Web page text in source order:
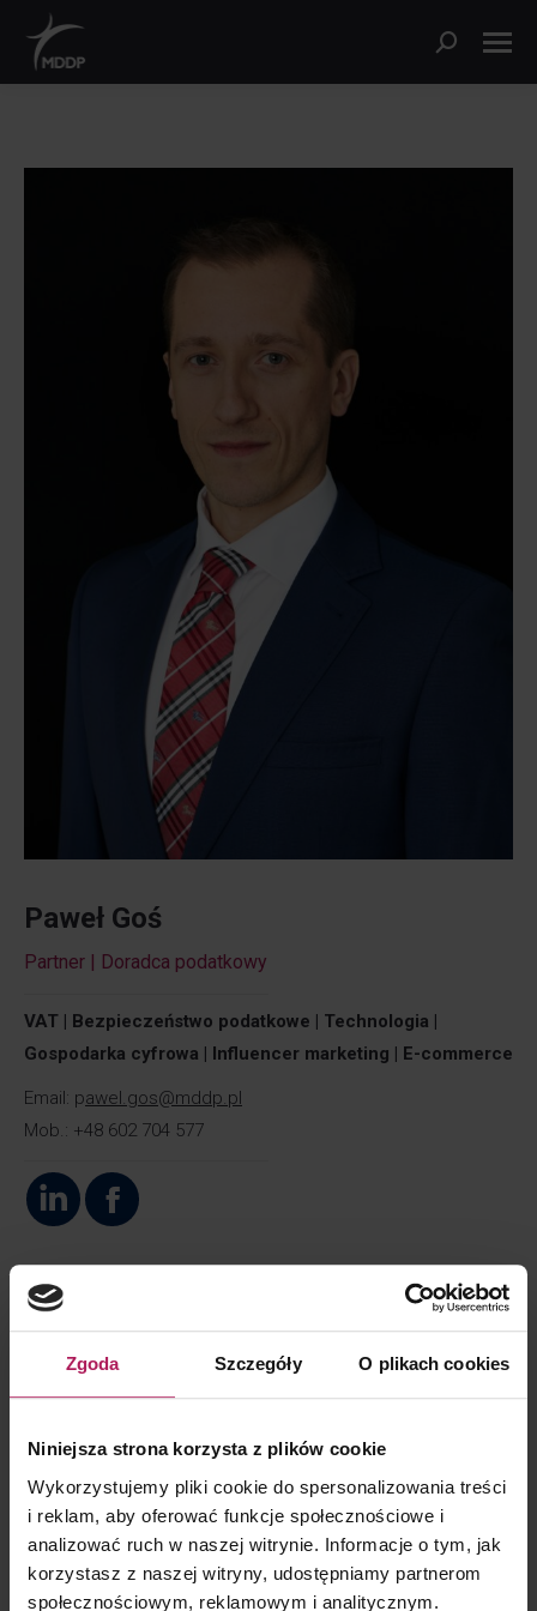
Zgoda Szczegóły O plikach cookies
Niniejsza strona korzysta z plików cookie
Wykorzystujemy pliki cookie do spersonalizowania treści
i reklam, aby oferować funkcje społecznościowe i
analizować ruch w naszej witrynie. Informacje o tym, jak
korzystasz z naszej witryny, udostępniamy partnerom
społecznościowym, reklamowym i analitycznym.
Szukaj:
Paweł Goś
Partner | Doradca podatkowy
VAT | Bezpieczeństwo podatkowe | Technologia |
Gospodarka cyfrowa | Influencer marketing | E-commerce
Email: pawel.gos@mddp.pl
Mob.: +48 602 704 577
LinkedinFacebook
O mnie
Ekspert w zakresie VAT, specjalizujący się
projektów z zakresu tax compliance, doradztwie
transakcyjnym, projektach typu due diligence
oraz przeglądach podatkowych.
Posiada obszerną wiedzę i doświadczenie w zakresie
zagadnień podatkowych właściwych dla firm z branży